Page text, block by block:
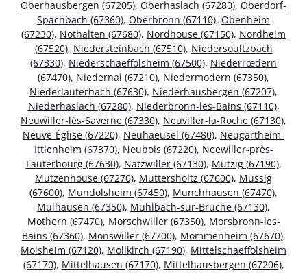
Oberhausbergen (67205), Oberhaslach (67280), Oberdorf-
Spachbach (67360), Oberbronn (67110), Obenheim
(67230), Nothalten (67680), Nordhouse (67150), Nordheim
(67520), Niedersteinbach (67510), Niedersoultzbach
(67330), Niederschaeffolsheim (67500), Niederrœdern
(67470), Niedernai (67210), Niedermodern (67350),
Niederlauterbach (67630), Niederhausbergen (67207),
Niederhaslach (67280), Niederbronn-les-Bains (67110),
Neuwiller-lès-Saverne (67330), Neuviller-la-Roche (67130),
Neuve-Église (67220), Neuhaeusel (67480), Neugartheim-
Ittlenheim (67370), Neubois (67220), Neewiller-près-
Lauterbourg (67630), Natzwiller (67130), Mutzig (67190),
Mutzenhouse (67270), Muttersholtz (67600), Mussig
(67600), Mundolsheim (67450), Munchhausen (67470),
Mulhausen (67350), Muhlbach-sur-Bruche (67130),
Mothern (67470), Morschwiller (67350), Morsbronn-les-
Bains (67360), Monswiller (67700), Mommenheim (67670),
Molsheim (67120), Mollkirch (67190), Mittelschaeffolsheim
(67170), Mittelhausen (67170), Mittelhausbergen (67206),